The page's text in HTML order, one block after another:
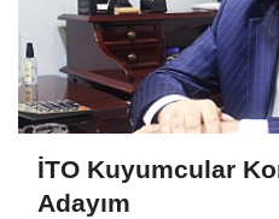
İTO Kuyumcular
Adayım